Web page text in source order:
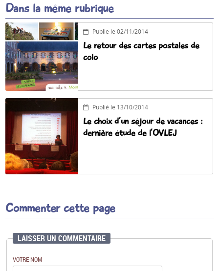
Dans la même rubrique
Publié le 02/11/2014
Le retour des cartes postales de
colo
Publié le 13/10/2014
Le choix d’un séjour de vacances :
dernière étude de l’OVLEJ
Commenter cette page
LAISSER UN COMMENTAIRE
VOTRE NOM